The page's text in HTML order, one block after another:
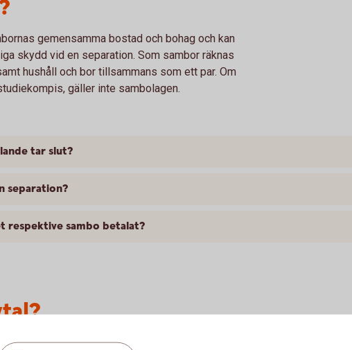
gemensamma bostad och bohag och kan
skydd vid en separation. Som sambor räknas
hushåll och bor tillsammans som ett par. Om
gäller inte sambolagen.
tar slut?
separation?
respektive sambo betalat?
ett äktenskapsförord, förutom att